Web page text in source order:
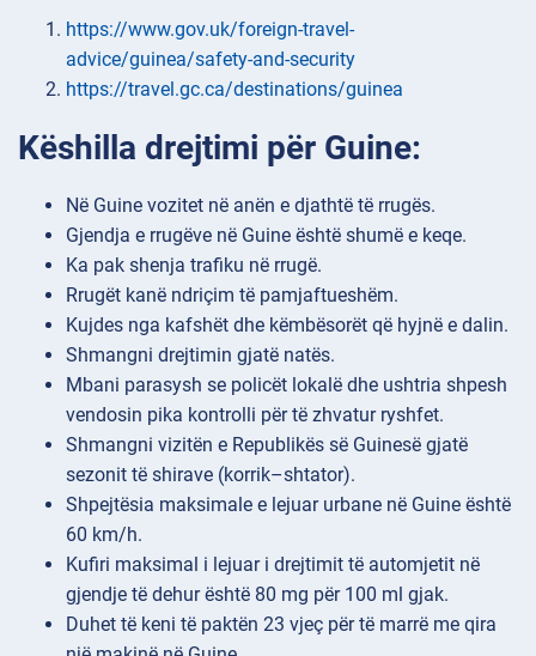
https://www.gov.uk/foreign-travel-
advice/guinea/safety-and-security
https://travel.gc.ca/destinations/guinea
Këshilla drejtimi për Guine:
Në Guine vozitet në anën e djathtë të rrugës.
Gjendja e rrugëve në Guine është shumë e keqe.
Ka pak shenja trafiku në rrugë.
Rrugët kanë ndriçim të pamjaftueshëm.
Kujdes nga kafshët dhe këmbësorët që hyjnë e dalin.
Shmangni drejtimin gjatë natës.
Mbani parasysh se policët lokalë dhe ushtria shpesh
vendosin pika kontrolli për të zhvatur ryshfet.
Shmangni vizitën e Republikës së Guinesë gjatë
sezonit të shirave (korrik–shtator).
Shpejtësia maksimale e lejuar urbane në Guine është
60 km/h.
Kufiri maksimal i lejuar i drejtimit të automjetit në
gjendje të dehur është 80 mg për 100 ml gjak.
Duhet të keni të paktën 23 vjeç për të marrë me qira